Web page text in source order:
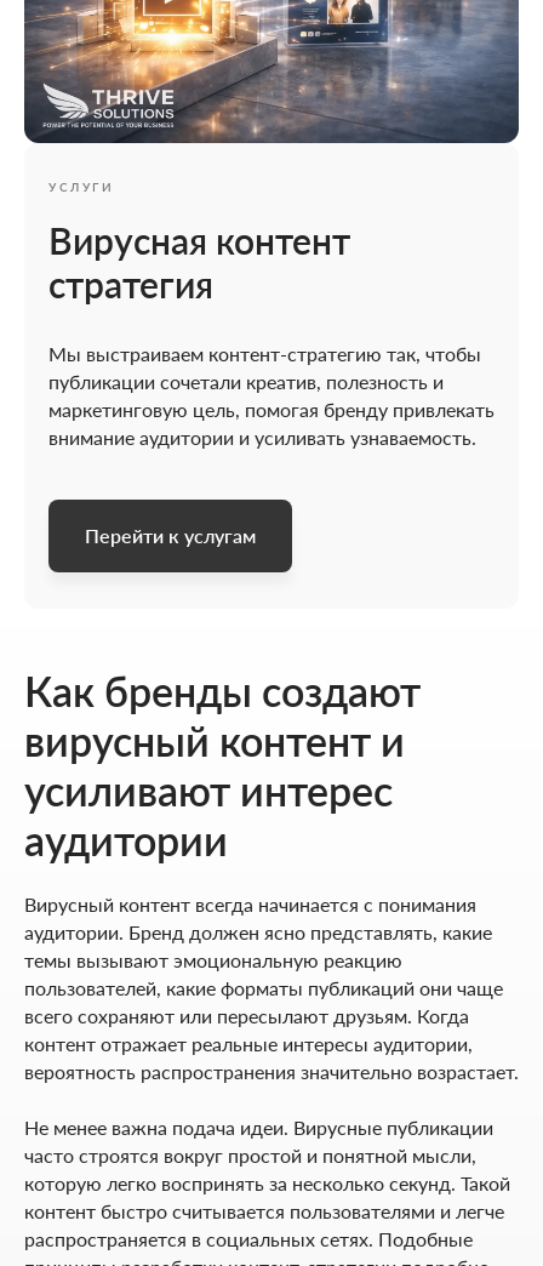
УСЛУГИ
Вирусная контент
стратегия
Мы выстраиваем контент-стратегию так, чтобы
публикации сочетали креатив, полезность и
маркетинговую цель, помогая бренду привлекать
внимание аудитории и усиливать узнаваемость.
Перейти к услугам
Как бренды создают
вирусный контент и
усиливают интерес
аудитории
Вирусный контент всегда начинается с понимания
аудитории. Бренд должен ясно представлять, какие
темы вызывают эмоциональную реакцию
пользователей, какие форматы публикаций они чаще
всего сохраняют или пересылают друзьям. Когда
контент отражает реальные интересы аудитории,
вероятность распространения значительно возрастает.
Не менее важна подача идеи. Вирусные публикации
часто строятся вокруг простой и понятной мысли,
которую легко воспринять за несколько секунд. Такой
контент быстро считывается пользователями и легче
распространяется в социальных сетях. Подобные